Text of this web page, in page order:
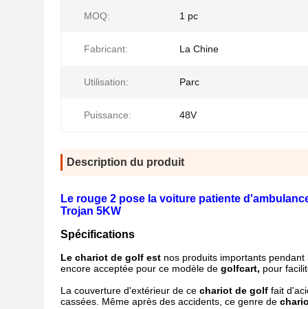
MOQ: 1 pc
Fabricant: La Chine
Utilisation: Parc
Puissance: 48V
Description du produit
Le rouge 2 pose la voiture patiente
Trojan 5KW
Spécifications
Le chariot de golf est nos produits importants
encore acceptée pour ce modèle de golfcart, pour
La couverture d'extérieur de ce chariot de golf fait
cassées. Même après des accidents, ce genre de